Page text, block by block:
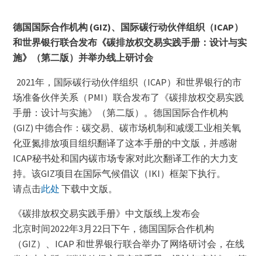
(duplicate
Image)
Content
德国国际合作机构 (GIZ)、国际碳行动伙伴组织（ICAP）
和世界银行联合发布《碳排放权交易实践手册：设计与实
施》（第二版）并举办线上研讨会
2021年，国际碳行动伙伴组织（ICAP）和世界银行的市
场准备伙伴关系（PMI）联合发布了《碳排放权交易实践
手册：设计与实施》（第二版）。德国国际合作机构
(GIZ) 中德合作：碳交易、碳市场机制和减缓工业相关氧
化亚氮排放项目组织翻译了这本手册的中文版，并感谢
ICAP秘书处和国内碳市场专家对此次翻译工作的大力支
持。该GIZ项目在国际气候倡议（IKI）框架下执行。
请点击此处 下载中文版。
《碳排放权交易实践手册》中文版线上发布会
北京时间2022年3月22日下午，德国国际合作机构
（GIZ）、ICAP 和世界银行联合举办了网络研讨会，在线